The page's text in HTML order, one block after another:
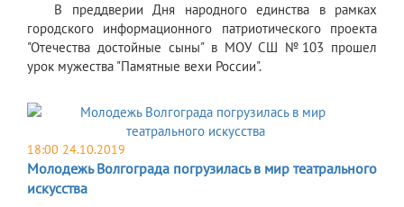
В преддверии Дня народного единства в рамках
городского информационного патриотического проекта
"Отечества достойные сыны" в МОУ СШ №103 прошел
урок мужества "Памятные вехи России".
18:00 24.10.2019
Молодежь Волгограда погрузилась в мир театрального
искусства